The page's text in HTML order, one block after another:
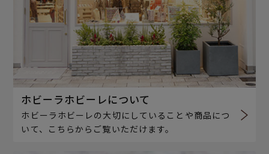
ホビーラホビーレについて
ホビーラホビーレの大切にしていることや商品につ
いて、こちらからご覧いただけます。